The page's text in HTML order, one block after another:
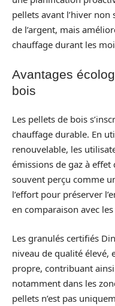
pellets avant l’hiver non
de l’argent, mais
chauffage durant les
Avantages
bois
Les pellets de bois
chauffage durable. En
renouvelable, les
émissions de gaz à effet
souvent perçu comme
l’effort pour préserver
en comparaison avec
Les granulés certifiés
niveau de qualité élevé,
propre, contribuant
notamment dans les
pellets n’est pas